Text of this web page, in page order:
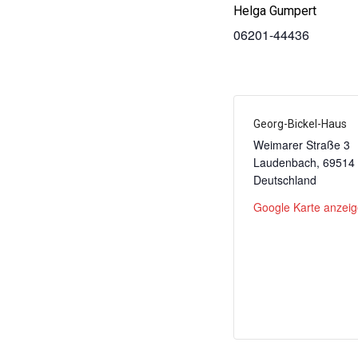
Helga Gumpert
06201-44436
Georg-Bickel-Haus
Weimarer Straße 3
Laudenbach, 69514
Deutschland
Google Karte